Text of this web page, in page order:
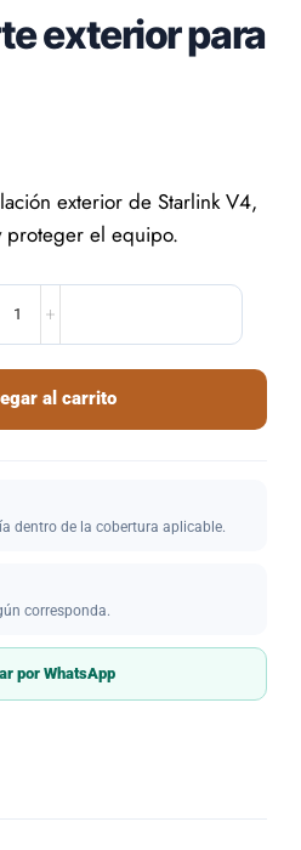
exterior para
exterior de Starlink V4,
proteger el equipo.
al carrito
dentro de la cobertura aplicable.
corresponda.
por WhatsApp